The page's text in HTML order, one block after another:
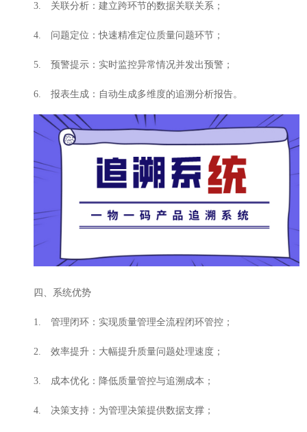
3. 关联分析：建立跨环节的数据关联关系；
4. 问题定位：快速精准定位质量问题环节；
5. 预警提示：实时监控异常情况并发出预警；
6. 报表生成：自动生成多维度的追溯分析报告。
四、系统优势
1. 管理闭环：实现质量管理全流程闭环管控；
2. 效率提升：大幅提升质量问题处理速度；
3. 成本优化：降低质量管控与追溯成本；
4. 决策支持：为管理决策提供数据支撑；